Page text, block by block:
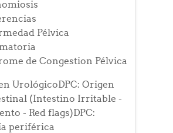
Pélvica
de Congestion Pélvica
UrológicoDPC: Origen
(Intestino Irritable -
- Red flags)DPC:
periférica